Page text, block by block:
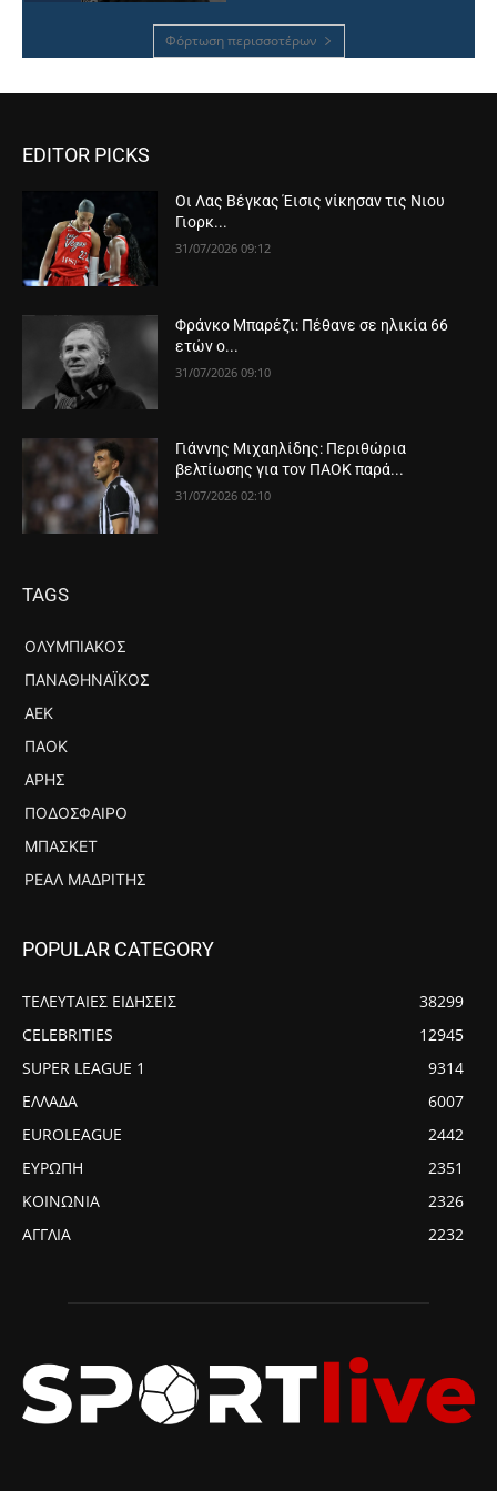
Φόρτωση περισσοτέρων
EDITOR PICKS
Οι Λας Βέγκας Έισις νίκησαν τις Νιου
Γιορκ...
31/07/2026 09:12
Φράνκο Μπαρέζι: Πέθανε σε ηλικία 66
ετών ο...
31/07/2026 09:10
Γιάννης Μιχαηλίδης: Περιθώρια
βελτίωσης για τον ΠΑΟΚ παρά...
31/07/2026 02:10
TAGS
ΟΛΥΜΠΙΑΚΌΣ
ΠΑΝΑΘΗΝΑΪΚΌΣ
ΑΕΚ
ΠΑΟΚ
ΆΡΗΣ
ΠΟΔΌΣΦΑΙΡΟ
ΜΠΆΣΚΕΤ
ΡΕΆΛ ΜΑΔΡΊΤΗΣ
POPULAR CATEGORY
ΤΕΛΕΥΤΑΙΕΣ ΕΙΔΗΣΕΙΣ
38299
CELEBRITIES
12945
SUPER LEAGUE 1
9314
ΕΛΛΑΔΑ
6007
EUROLEAGUE
2442
ΕΥΡΩΠΗ
2351
ΚΟΙΝΩΝΙΑ
2326
ΑΓΓΛΙΑ
2232